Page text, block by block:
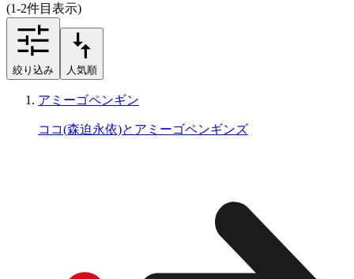
(1-2件目表示)
絞り込み 人気順
アミーゴペンギン
ココ(森迫永依)とアミーゴペンギンズ